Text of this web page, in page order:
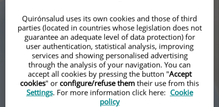
mejores especialistas
Quirónsalud uses its own cookies and those of third
parties (located in countries whose legislation does not
guarantee an adequate level of data protection) for
user authentication, statistical analysis, improving
services and showing personalised advertising
through the analysis of your navigation. You can
accept all cookies by pressing the button "Accept
cookies" or configure/refuse them their use from this
Settings. For more information click here: Cookie
policy